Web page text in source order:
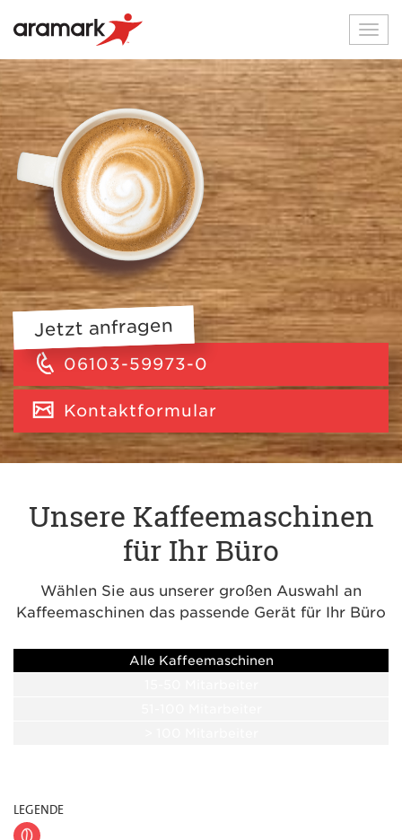
Jetzt anfragen
06103-59973-0
Kontaktformular
Unsere Kaffeemaschinen
für Ihr Büro
Wählen Sie aus unserer großen Auswahl an
Kaffeemaschinen das passende Gerät für Ihr Büro
Alle Kaffeemaschinen
Erklärung
der
LEGENDE